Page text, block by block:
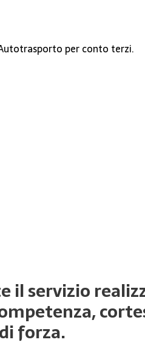
per conto terzi.
il servizio
forza.